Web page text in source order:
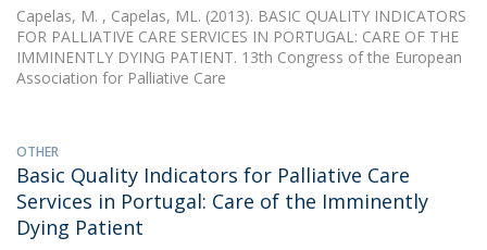
Capelas, M. , Capelas, ML. (2013). BASIC QUALITY INDICATORS
FOR PALLIATIVE CARE SERVICES IN PORTUGAL: CARE OF THE
IMMINENTLY DYING PATIENT. 13th Congress of the European
Association for Palliative Care
OTHER
Basic Quality Indicators for Palliative Care
Services in Portugal: Care of the Imminently
Dying Patient